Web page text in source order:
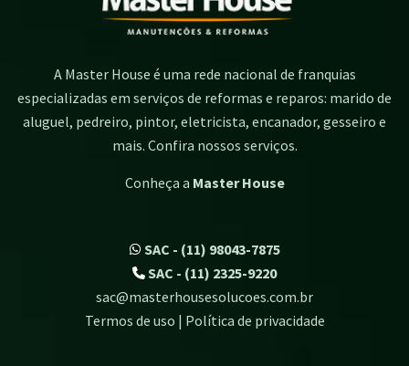
A Master House é uma rede nacional de franquias
especializadas em serviços de reformas e reparos: marido de
aluguel, pedreiro, pintor, eletricista, encanador, gesseiro e
mais. Confira nossos serviços.
Conheça a Master House
SAC - (11) 98043-7875
SAC - (11) 2325-9220
sac@masterhousesolucoes.com.br
Termos de uso | Política de privacidade